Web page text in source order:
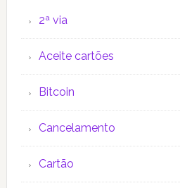
2ª via
Aceite cartões
Bitcoin
Cancelamento
Cartão